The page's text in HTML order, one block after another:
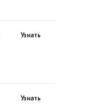
Узнать
Узнать